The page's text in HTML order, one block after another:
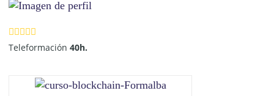
Teleformación40h.